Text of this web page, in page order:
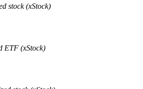
renda passiva
stock (xStock)
ETF (xStock)